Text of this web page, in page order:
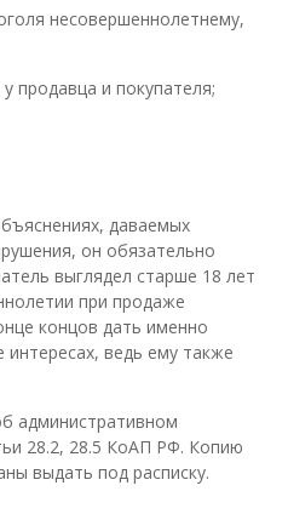
несовершеннолетнему,
продавца и покупателя;
даваемых
он обязательно
выглядел старше 18 лет
при продаже
концов дать именно
ведь ему также
административном
28.2, 28.5 КоАП РФ. Копию
выдать под расписку.